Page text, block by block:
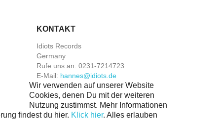
KONTAKT
Idiots Records
Germany
Rufe uns an: 0231-7214723
E-Mail: hannes@idiots.de
Wir verwenden auf unserer Website
Cookies, denen Du mit der weiteren
Nutzung zustimmst. Mehr Informationen
findest du hier. Klick hier. Alles erlauben